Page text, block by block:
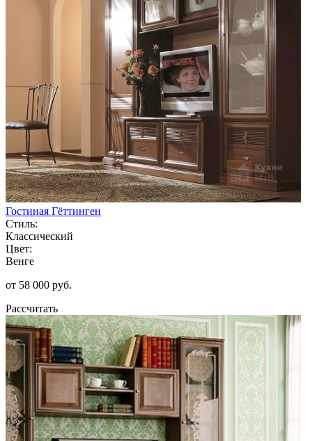
Гостиная Гёттинген
Стиль:
Классический
Цвет:
Венге
от 58 000 руб.
Рассчитать